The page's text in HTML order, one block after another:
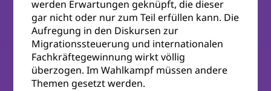
werden Erwartungen geknüpft, die dieser
gar nicht oder nur zum Teil erfüllen kann. Die
Aufregung in den Diskursen zur
Migrationssteuerung und internationalen
Fachkräftegewinnung wirkt völlig
überzogen. Im Wahlkampf müssen andere
Themen gesetzt werden.